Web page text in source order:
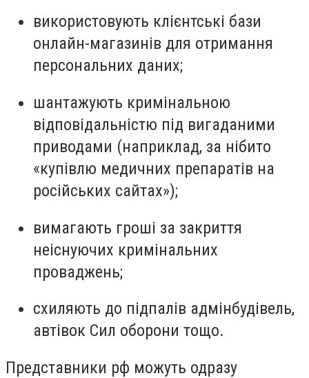
⁠⁠використовують клієнтські бази
онлайн-магазинів для отримання
персональних даних;
шантажують кримінальною
відповідальністю під вигаданими
приводами (наприклад, за нібито
«купівлю медичних препаратів на
російських сайтах»);
вимагають гроші за закриття
неіснуючих кримінальних
проваджень;
схиляють до підпалів адмінбудівель,
автівок Сил оборони тощо.
Представники рф можуть одразу